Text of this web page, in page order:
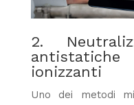
2.
ionizzanti
Uno dei metodi